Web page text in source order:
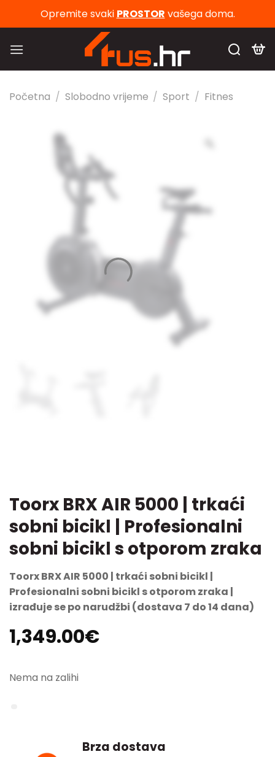
Opremite svaki PROSTOR vašega doma.
Početna / Slobodno vrijeme / Sport / Fitnes
Toorx BRX AIR 5000 | trkaći
sobni bicikl | Profesionalni
sobni bicikl s otporom zraka
Toorx BRX AIR 5000 | trkaći sobni bicikl |
Profesionalni sobni bicikl s otporom zraka |
izrađuje se po narudžbi (dostava 7 do 14 dana)
1,349.00€
Nema na zalihi
Brza dostava